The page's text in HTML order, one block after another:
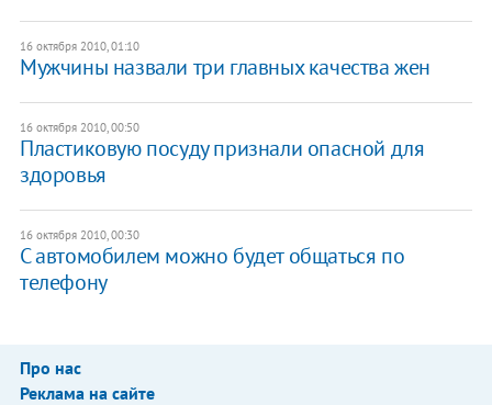
16 октября 2010, 01:10
Мужчины назвали три главных качества жен
16 октября 2010, 00:50
Пластиковую посуду признали опасной для
здоровья
16 октября 2010, 00:30
С автомобилем можно будет общаться по
телефону
Про нас
Реклама на сайте